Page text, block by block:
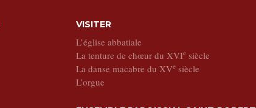
VISITER
L’église abbatiale
La tenture de chœur du XVIesiècle
La danse macabre du XVesiècle
L’orgue